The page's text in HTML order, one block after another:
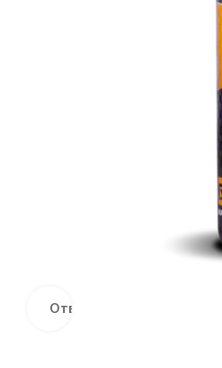
Отвори на голям екран